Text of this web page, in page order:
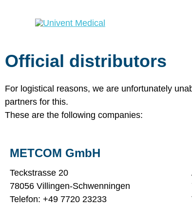
Official distributors
For logistical reasons, we are unfortunately
partners for this.
These are the following companies:
METCOM GmbH
Teckstrasse 20
78056 Villingen-Schwenningen
Telefon: +49 7720 23233